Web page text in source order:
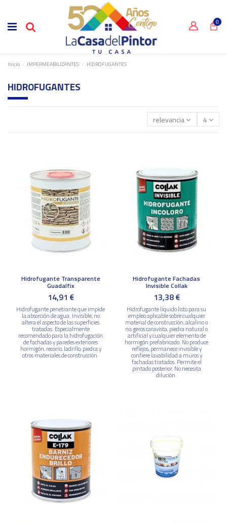
0
Inicio IMPERMEABILIZANTES HIDROFUGANTES
HIDROFUGANTES
relevancia 4
Hidrofugante Transparente
Guadalfix
14,91 €
Hidrofugante penetrante que impide
la absorción de agua. Invisible, no
altera el aspecto de las superficies
tratadas. Especialmente
recomendado para la hidrofugación
de fachadas y paredes exteriores
hormigón, recorro, ladrillo, piedra y
otros materiales de construcción.
Hidrofugante Fachadas
Invisible Collak
13,38 €
Hidrofugante líquido listo para su
empleo aplicable sobre cualquier
material de construcción, alcalino o
no, geros caravista, piedra natural o
artificial y cualquier elemento de
hormigón prefabricado. No produce
reflejos, permanece invisible y
confiere lavabilidad a muros y
fachadas tratados. Permite el
pintado posterior. No necesita
dilución.